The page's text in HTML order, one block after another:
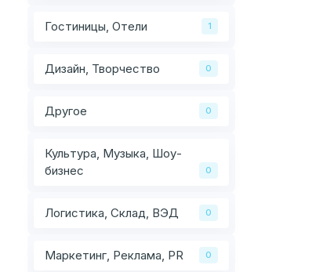
Гостиницы, Отели 1
Дизайн, Творчество 0
Другое 0
Культура, Музыка, Шоу-
бизнес
0
Логистика, Склад, ВЭД 0
Маркетинг, Реклама, PR 0